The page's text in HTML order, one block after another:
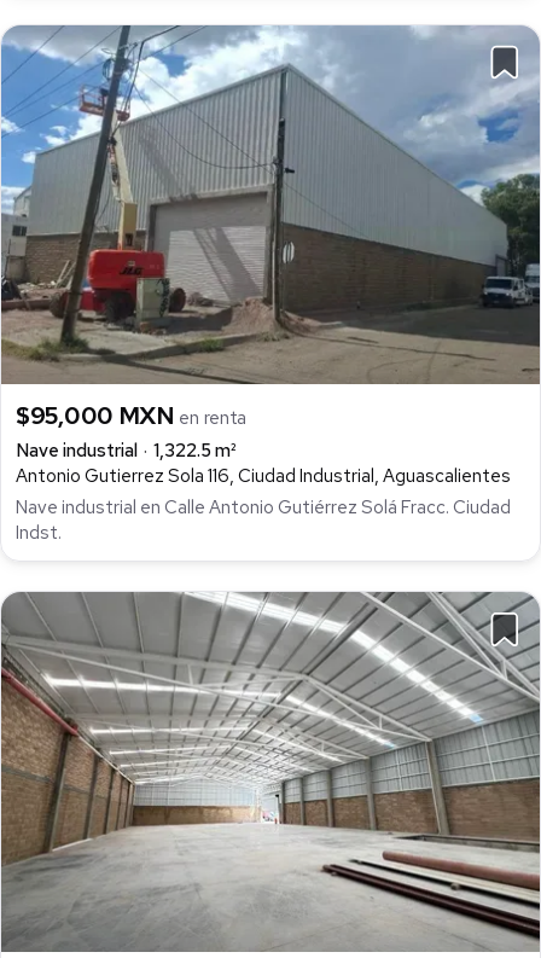
$95,000 MXN en renta
Nave industrial
1,322.5 m²
Antonio Gutierrez Sola 116, Ciudad Industrial, Aguascalientes
Nave industrial en Calle Antonio Gutiérrez Solá Fracc. Ciudad
Indst.